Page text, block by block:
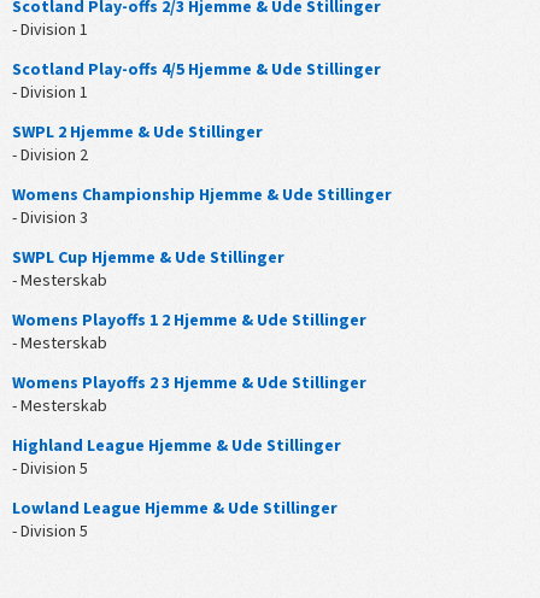
Scotland Play-offs 2/3 Hjemme & Ude Stillinger
- Division 1
Scotland Play-offs 4/5 Hjemme & Ude Stillinger
- Division 1
SWPL 2 Hjemme & Ude Stillinger
- Division 2
Womens Championship Hjemme & Ude Stillinger
- Division 3
SWPL Cup Hjemme & Ude Stillinger
- Mesterskab
Womens Playoffs 1 2 Hjemme & Ude Stillinger
- Mesterskab
Womens Playoffs 2 3 Hjemme & Ude Stillinger
- Mesterskab
Highland League Hjemme & Ude Stillinger
- Division 5
Lowland League Hjemme & Ude Stillinger
- Division 5